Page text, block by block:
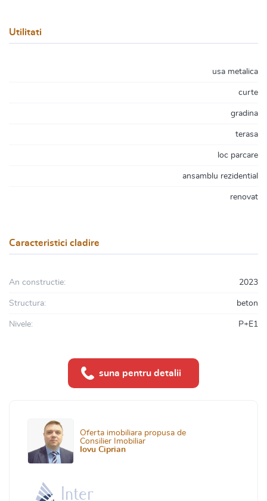
Utilitati
usa metalica
curte
gradina
terasa
loc parcare
ansamblu rezidential
renovat
Caracteristici cladire
An constructie: 2023
Structura: beton
Nivele: P+E1
suna pentru detalii
Oferta imobiliara propusa de
Consilier Imobiliar
Iovu Ciprian